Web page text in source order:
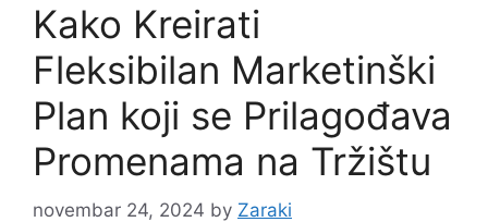
Kako Kreirati
Fleksibilan Marketinški
Plan koji se Prilagođava
Promenama na Tržištu
novembar 24, 2024 by Zaraki